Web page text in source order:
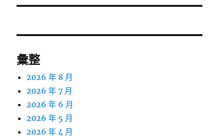
文
彙整
2026 年 8 月
2026 年 7 月
2026 年 6 月
2026 年 5 月
2026 年 4 月